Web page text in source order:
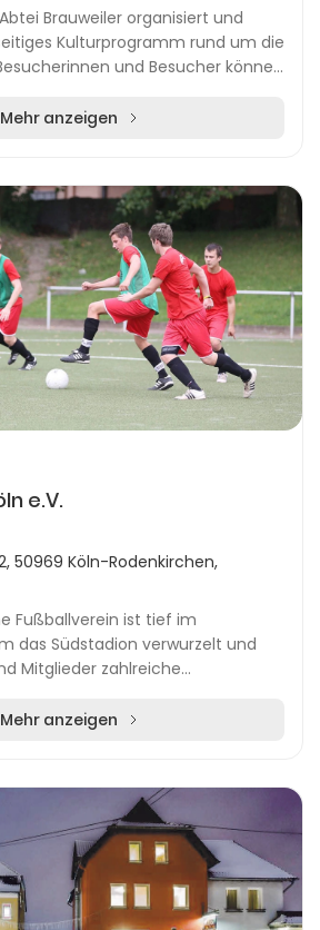
Brauweiler organisiert und
Kulturprogramm rund um die
und Besucher können
Mehr anzeigen
e.V.
50969 Köln-Rodenkirchen,
Fußballverein ist tief im
das Südstadion verwurzelt und
Mitglieder zahlreiche
Mehr anzeigen